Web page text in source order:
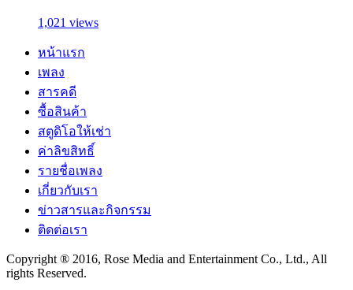
1,021 views
หน้าแรก
เพลง
สารคดี
ซื้อสินค้า
สตูดิโอให้เช่า
ค่าลิขสิทธิ์
รายชื่อเพลง
เกี่ยวกับเรา
ข่าวสารและกิจกรรม
ติดต่อเรา
Copyright ® 2016, Rose Media and Entertainment Co., Ltd., All
rights Reserved.